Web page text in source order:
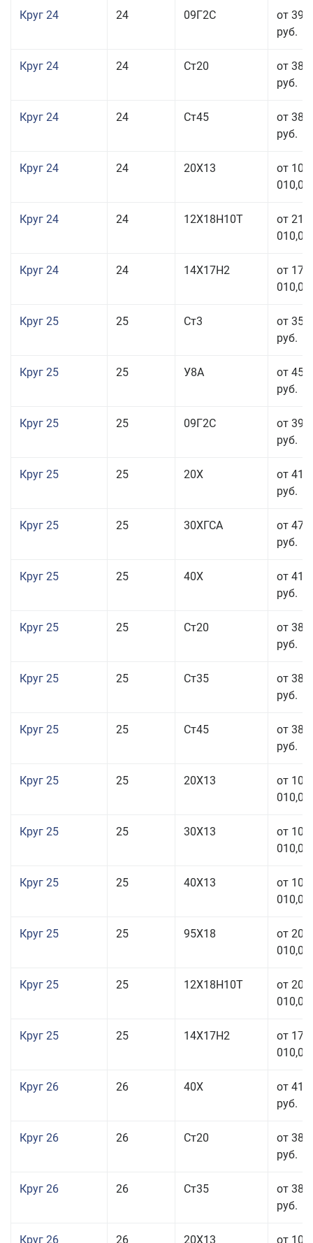
Круг 24 24 09Г2С
от 39
руб.
Круг 24 24 Ст20
от 38
руб.
Круг 24 24 Ст45
от 38
руб.
Круг 24 24 20Х13
от 103
010,00
Круг 24 24 12Х18Н10Т
от 211
010,00
Круг 24 24 14Х17Н2
от 178
010,00
Круг 25 25 Ст3
от 35
руб.
Круг 25 25 У8А
от 45
руб.
Круг 25 25 09Г2С
от 39
руб.
Круг 25 25 20Х
от 41
руб.
Круг 25 25 30ХГСА
от 47
руб.
Круг 25 25 40Х
от 41
руб.
Круг 25 25 Ст20
от 38
руб.
Круг 25 25 Ст35
от 38
руб.
Круг 25 25 Ст45
от 38
руб.
Круг 25 25 20Х13
от 103
010,00
Круг 25 25 30Х13
от 103
010,00
Круг 25 25 40Х13
от 103
010,00
Круг 25 25 95Х18
от 208
010,00
Круг 25 25 12Х18Н10Т
от 208
010,00
Круг 25 25 14Х17Н2
от 179
010,00
Круг 26 26 40Х
от 41
руб.
Круг 26 26 Ст20
от 38
руб.
Круг 26 26 Ст35
от 38
руб.
Круг 26 26 20Х13
от 103